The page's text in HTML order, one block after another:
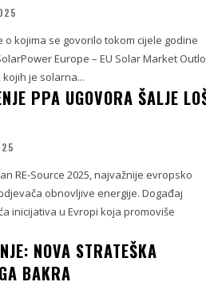
kojima se govorilo tokom cijele godine
Europe – EU Solar Market
je solarna...
PPA UGOVORA ŠALJE
RE-Source 2025, najvažnije evropsko
obnovljive energije. Događaj
inicijativa u Evropi koja promoviše
NOVA STRATEŠKA
BAKRA